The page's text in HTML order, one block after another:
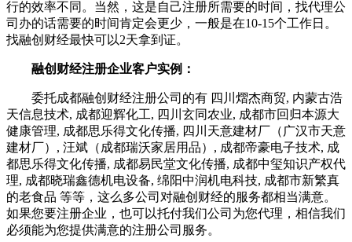
行的效率不同。当然，这是自己注册所需要的时间，找代理公
司办的话需要的时间肯定会更少，一般是在10-15个工作日。
找融创财经最快可以2天拿到证。
融创财经注册企业客户实例：
委托成都融创财经注册公司的有 四川熠杰商贸, 内蒙古浩
天信息技术, 成都迎辉化工, 四川玄同农业, 成都市回归本源大
健康管理, 成都思乐得文化传播, 四川天意建材厂（广汉市天意
建材厂）, 汪斌（成都瑞沃家居用品）, 成都帝豪电子技术, 成
都思乐得文化传播, 成都易民堂文化传播, 成都中玺知识产权代
理, 成都晓瑞鑫德机电设备, 绵阳中润机电科技, 成都市新繁真
的老食品 等等，这么多公司对融创财经的服务都相当满意。
如果您要注册企业，也可以托付我们公司为您代理，相信我们
必须能为您提供满意的注册公司服务。